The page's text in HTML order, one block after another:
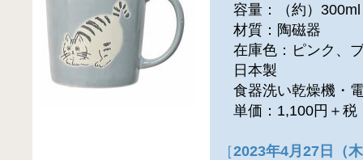
容量：（約）300ml
材質：陶磁器
在庫色：ピンク、
日本製
食器洗い乾燥機・
単価：1,100円＋税
［2023年4月27日（